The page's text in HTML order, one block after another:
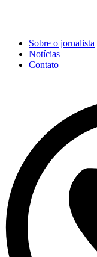
Sobre o jornalista
Notícias
Contato